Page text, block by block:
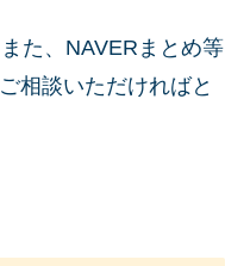
た、NAVERまとめ等
相談いただければと